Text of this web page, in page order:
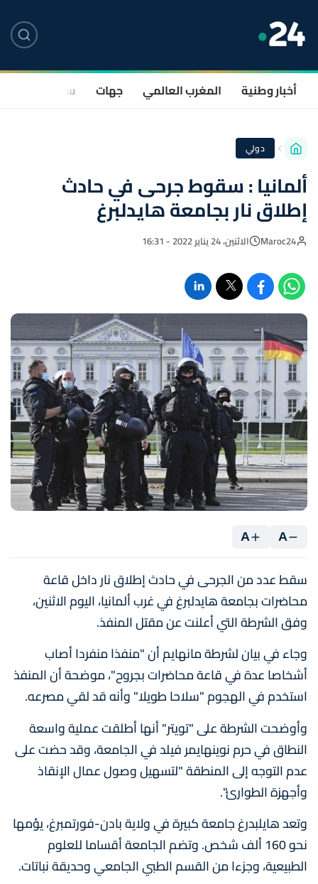
أخبار وطنية المغرب العالمي جهات سياسة
دولي
ألمانيا : سقوط جرحى في حادث
إطلاق نار بجامعة هايدلبرغ
Maroc24 الاثنين، 24 يناير 2022 - 16:31
A
A
سقط عدد من الجرحى في حادث إطلاق نار داخل قاعة
محاضرات بجامعة هايدلبرغ في غرب ألمانيا، اليوم الاثنين،
وفق الشرطة التي أعلنت عن مقتل المنفذ.
وجاء في بيان لشرطة مانهايم أن "منفذا منفردا أصاب
أشخاصا عدة في قاعة محاضرات بجروح"، موضحة أن المنفذ
استخدم في الهجوم "سلاحا طويلا" وأنه قد لقي مصرعه.
وأوضحت الشرطة على "تويتر" أنها أطلقت عملية واسعة
النطاق في حرم نوينهايمر فيلد في الجامعة، وقد حضت على
عدم التوجه إلى المنطقة "لتسهيل وصول عمال الإنقاذ
وأجهزة الطوارئ".
وتعد هايلبدرغ جامعة كبيرة في ولاية بادن-فورتمبرغ، يؤمها
نحو 160 ألف شخص. وتضم الجامعة أقساما للعلوم
الطبيعية، وجزءا من القسم الطبي الجامعي وحديقة نباتات.